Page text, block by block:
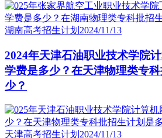
湖南高考招生计划 2024/11/13
2024年天津石油职业技术学院
学费是多少？在天津物理类专
少？
天津高考招生计划 2024/11/13